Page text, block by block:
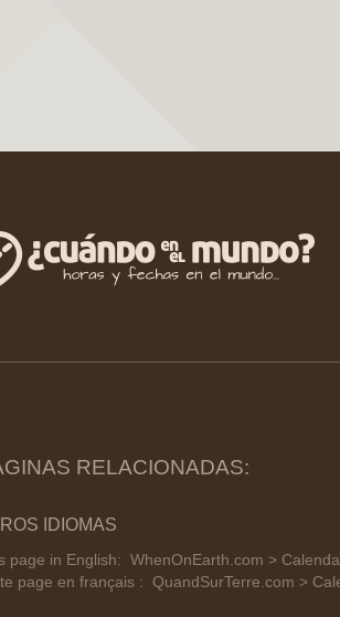
RELACIONADAS:
IDIOMAS
page in English: WhenOnEarth.com >
page en français : QuandSurTerre.com >